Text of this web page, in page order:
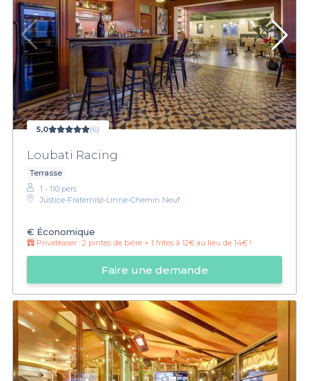
5,0 (6)
Loubati Racing
Terrasse
1 - 110 pers.
Justice-Fraternité-Linne-Chemin Neuf
€ Économique
Privateaser : 2 pintes de bière + 1 frites à 12€ au lieu de 14€ !
Faire une demande